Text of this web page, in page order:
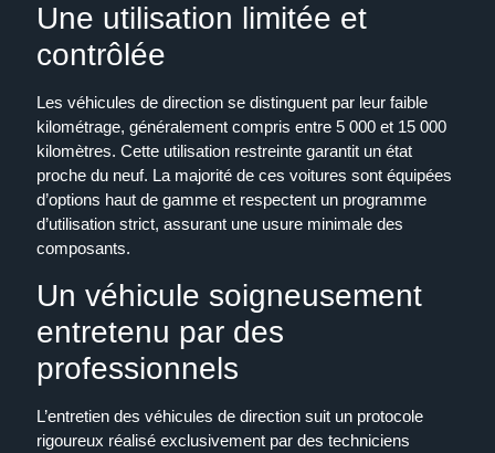
Une utilisation limitée et
contrôlée
Les véhicules de direction se distinguent par leur faible
kilométrage, généralement compris entre 5 000 et 15 000
kilomètres. Cette utilisation restreinte garantit un état
proche du neuf. La majorité de ces voitures sont équipées
d’options haut de gamme et respectent un programme
d’utilisation strict, assurant une usure minimale des
composants.
Un véhicule soigneusement
entretenu par des
professionnels
L’entretien des véhicules de direction suit un protocole
rigoureux réalisé exclusivement par des techniciens